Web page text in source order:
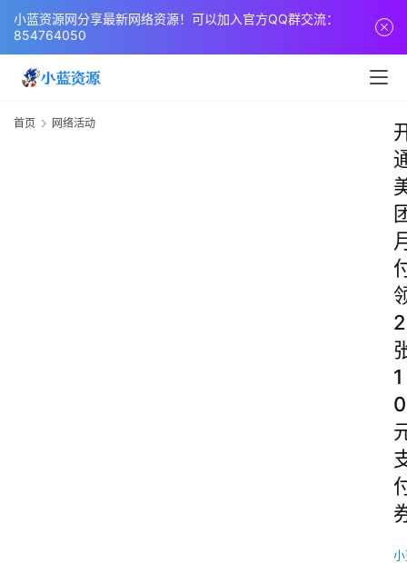
小蓝资源网分享最新网络资源！可以加入官方QQ群交流：
854764050
首页 网络活动
2
1
0